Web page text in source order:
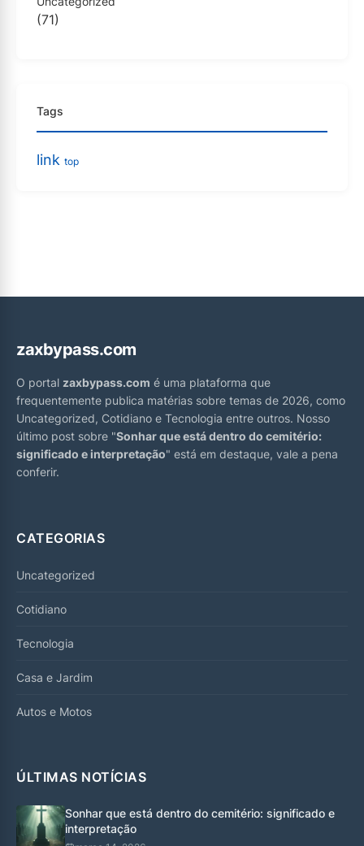
(71)
Tags
link top
zaxbypass.com
O portal zaxbypass.com é uma plataforma que
frequentemente publica matérias sobre temas de 2026, como
Uncategorized, Cotidiano e Tecnologia entre outros. Nosso
último post sobre "Sonhar que está dentro do cemitério:
significado e interpretação" está em destaque, vale a pena
conferir.
CATEGORIAS
Uncategorized
Cotidiano
Tecnologia
Casa e Jardim
Autos e Motos
ÚLTIMAS NOTÍCIAS
Sonhar que está dentro do cemitério: significado e
interpretação